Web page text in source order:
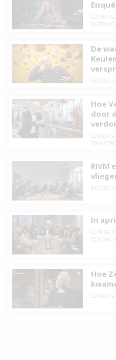
COVID-19,
De
Hoe
door
COVID-19,
RIVM
In
CORONA
Hoe
COVID-19,